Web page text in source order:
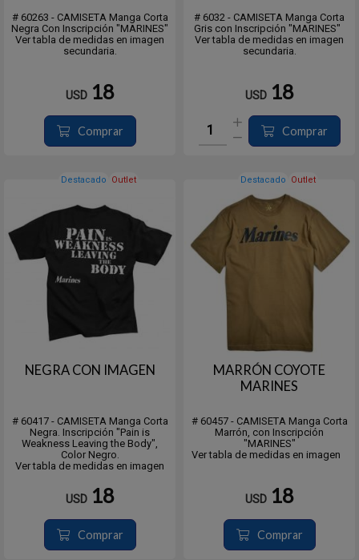
# 60263 - CAMISETA Manga Corta
Negra Con Inscripción "MARINES"
Ver tabla de medidas en imagen
secundaria.
USD 18
Comprar
# 6032 - CAMISETA Manga Corta
Gris con Inscripción "MARINES"
Ver tabla de medidas en imagen
secundaria.
USD 18
Comprar
Destacado Outlet
NEGRA CON IMAGEN
# 60417 - CAMISETA Manga Corta
Negra. Inscripción "Pain is
Weakness Leaving the Body",
Color Negro.
Ver tabla de medidas en imagen
USD 18
Comprar
Destacado Outlet
MARRÓN COYOTE
MARINES
# 60457 - CAMISETA Manga Corta
Marrón, con Inscripción
"MARINES"
Ver tabla de medidas en imagen
USD 18
Comprar